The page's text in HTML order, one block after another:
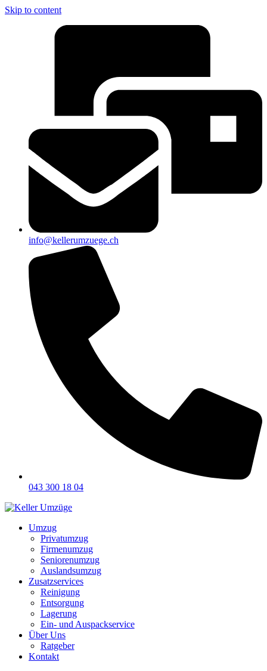
Skip to content
info@kellerumzuege.ch
043 300 18 04
Umzug
Privatumzug
Firmenumzug
Seniorenumzug
Auslandsumzug
Zusatzservices
Reinigung
Entsorgung
Lagerung
Ein- und Auspackservice
Über Uns
Ratgeber
Kontakt